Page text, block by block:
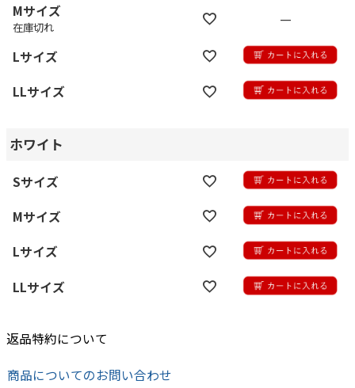
Mサイズ
在庫切れ —
Lサイズ
LLサイズ
ホワイト
Sサイズ
Mサイズ
Lサイズ
LLサイズ
返品特約について
商品についてのお問い合わせ